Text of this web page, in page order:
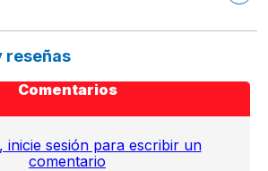
reseñas
Comentarios
inicie sesión para escribir un
comentario